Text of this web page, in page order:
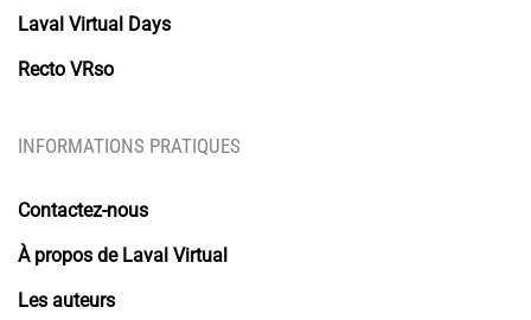
Laval Virtual Days
Recto VRso
INFORMATIONS PRATIQUES
Contactez-nous
À propos de Laval Virtual
Les auteurs